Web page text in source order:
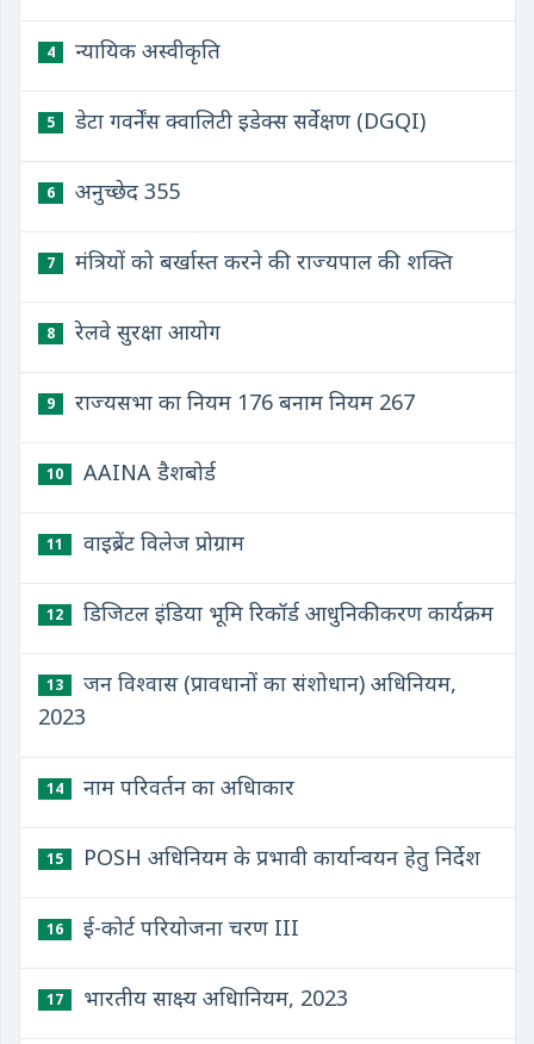
4 न्यायिक अस्वीकृति
5 डेटा गवर्नेंस क्वालिटी इडेक्स सर्वेक्षण (DGQI)
6 अनुच्छेद 355
7 मंत्रियों को बर्खास्त करने की राज्यपाल की शक्ति
8 रेलवे सुरक्षा आयोग
9 राज्यसभा का नियम 176 बनाम नियम 267
10 AAINA डैशबोर्ड
11 वाइब्रेंट विलेज प्रोग्राम
12 डिजिटल इंडिया भूमि रिकॉर्ड आधुनिकीकरण कार्यक्रम
13
जन विश्वास (प्रावधानों का संशोधान) अधिनियम,
2023
14 नाम परिवर्तन का अधिाकार
15 POSH अधिनियम के प्रभावी कार्यान्वयन हेतु निर्देश
16 ई-कोर्ट परियोजना चरण III
17 भारतीय साक्ष्य अधिानियम, 2023